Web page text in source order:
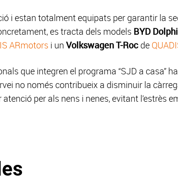
i estan totalment equipats per garantir la
es tracta dels models BYD
ARmotors i un Volkswagen T-Roc de
que integren el programa “SJD a casa”
no només contribueix a disminuir la
per als nens i nenes, evitant l’estrès